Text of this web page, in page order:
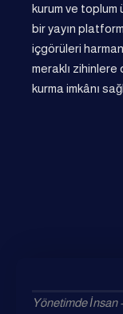
kurum ve toplum
bir yayın
içgörüleri
meraklı zihinlere
kurma imkânı
Yönetimde İnsan